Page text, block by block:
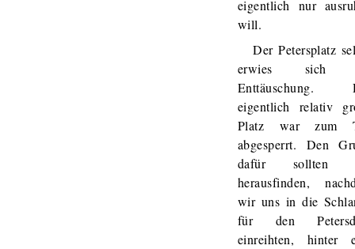
eigentlich nur
will.
Der Petersplatz
erwies sich
Enttäuschung.
eigentlich relativ
Platz war zum
abgesperrt. Den
dafür sollten
herausfinden,
wir uns in die
für den
einreihten, hinter